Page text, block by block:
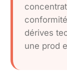
dérives
une prod